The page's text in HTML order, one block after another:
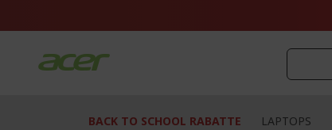
BACK TO SCHOOL RABATTE LAPTOPS